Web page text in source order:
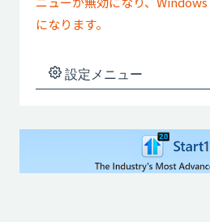
になります。
設定メニュー